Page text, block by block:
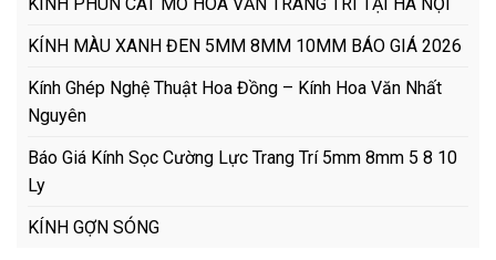
KÍNH MÀU XANH ĐEN 5MM 8MM 10MM BÁO GIÁ 2026
Kính Ghép Nghệ Thuật Hoa Đồng – Kính Hoa Văn Nhất
Nguyên
Báo Giá Kính Sọc Cường Lực Trang Trí 5mm 8mm 5 8 10
Ly
KÍNH GỢN SÓNG